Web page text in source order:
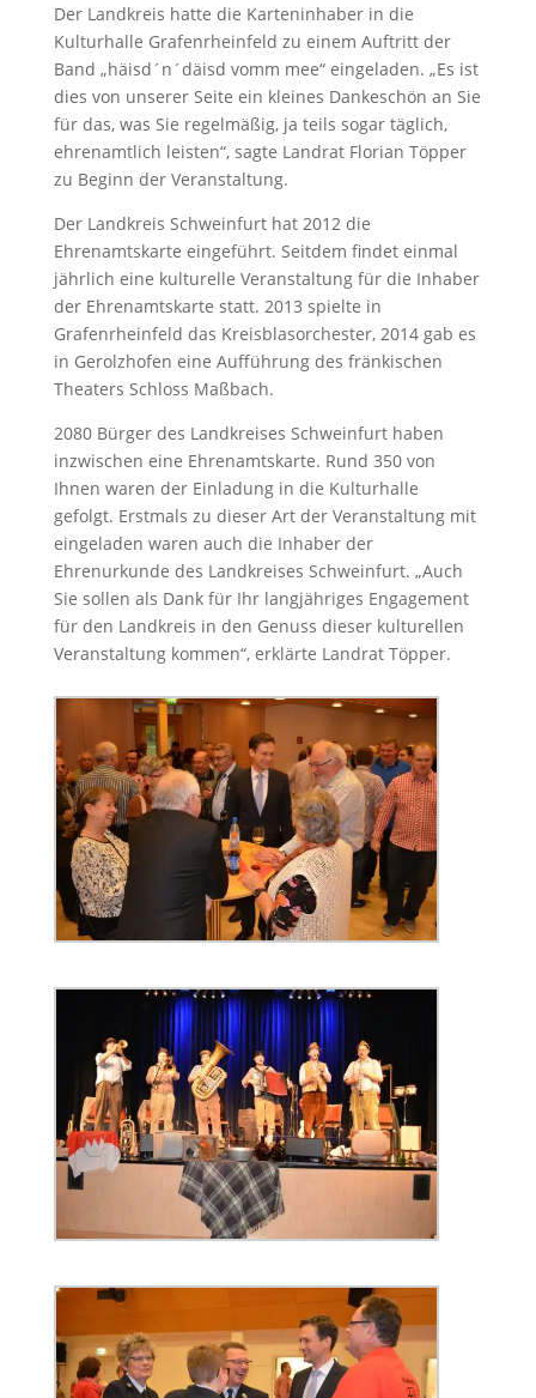
Der Landkreis hatte die Karteninhaber in die
Kulturhalle Grafenrheinfeld zu einem Auftritt der
Band „häisd´n´däisd vomm mee“ eingeladen. „Es ist
dies von unserer Seite ein kleines Dankeschön an Sie
für das, was Sie regelmäßig, ja teils sogar täglich,
ehrenamtlich leisten“, sagte Landrat Florian Töpper
zu Beginn der Veranstaltung.
Der Landkreis Schweinfurt hat 2012 die
Ehrenamtskarte eingeführt. Seitdem findet einmal
jährlich eine kulturelle Veranstaltung für die Inhaber
der Ehrenamtskarte statt. 2013 spielte in
Grafenrheinfeld das Kreisblasorchester, 2014 gab es
in Gerolzhofen eine Aufführung des fränkischen
Theaters Schloss Maßbach.
2080 Bürger des Landkreises Schweinfurt haben
inzwischen eine Ehrenamtskarte. Rund 350 von
Ihnen waren der Einladung in die Kulturhalle
gefolgt. Erstmals zu dieser Art der Veranstaltung mit
eingeladen waren auch die Inhaber der
Ehrenurkunde des Landkreises Schweinfurt. „Auch
Sie sollen als Dank für Ihr langjähriges Engagement
für den Landkreis in den Genuss dieser kulturellen
Veranstaltung kommen“, erklärte Landrat Töpper.